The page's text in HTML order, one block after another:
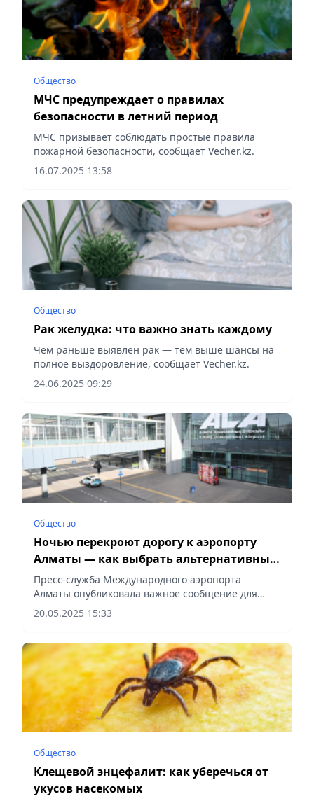
Общество
МЧС предупреждает о правилах
безопасности в летний период
МЧС призывает соблюдать простые правила
пожарной безопасности, сообщает Vecher.kz.
16.07.2025 13:58
Общество
Рак желудка: что важно знать каждому
Чем раньше выявлен рак — тем выше шансы на
полное выздоровление, сообщает Vecher.kz.
24.06.2025 09:29
Общество
Ночью перекроют дорогу к аэропорту
Алматы — как выбрать альтернативный
маршрут
Пресс-служба Международного аэропорта
Алматы опубликовала важное сообщение для
пассажиров, передает Vecher.kz.
20.05.2025 15:33
Общество
Клещевой энцефалит: как уберечься от
укусов насекомых